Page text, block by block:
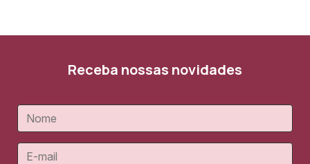
Receba nossas novidades